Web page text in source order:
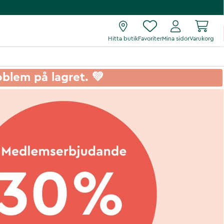
Hitta butikFavoriterMina sidorVarukorg
på lagret. 💚